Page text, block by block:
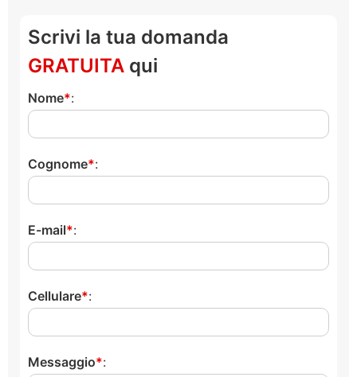
Scrivi la tua domanda
GRATUITA qui
Nome :
Cognome :
E-mail :
Cellulare :
Messaggio :